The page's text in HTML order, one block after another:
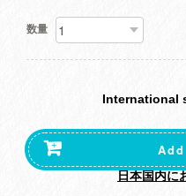
数量
International
日本国内に